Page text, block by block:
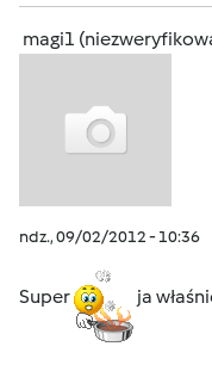
magi1
ndz., 09/02/2012 - 10:36
Super ja